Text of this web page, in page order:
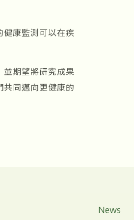
健康監測可以在疾
期望將研究成果
同邁向更健康的
News